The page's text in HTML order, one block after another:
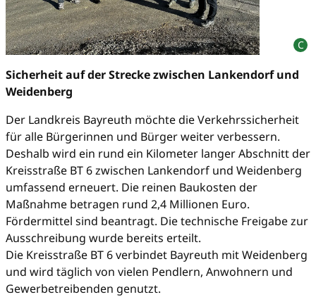
Sicherheit auf der Strecke zwischen Lankendorf und
Weidenberg
Der Landkreis Bayreuth möchte die Verkehrssicherheit
für alle Bürgerinnen und Bürger weiter verbessern.
Deshalb wird ein rund ein Kilometer langer Abschnitt der
Kreisstraße BT 6 zwischen Lankendorf und Weidenberg
umfassend erneuert. Die reinen Baukosten der
Maßnahme betragen rund 2,4 Millionen Euro.
Fördermittel sind beantragt. Die technische Freigabe zur
Ausschreibung wurde bereits erteilt.
Die Kreisstraße BT 6 verbindet Bayreuth mit Weidenberg
und wird täglich von vielen Pendlern, Anwohnern und
Gewerbetreibenden genutzt.